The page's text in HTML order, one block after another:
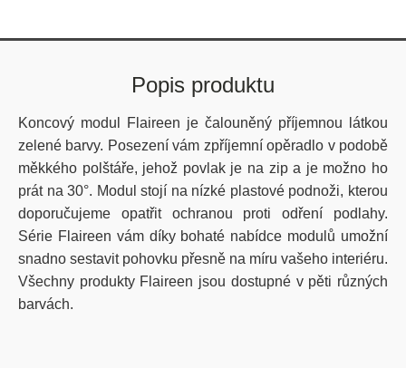
Popis produktu
Koncový modul Flaireen je čalouněný příjemnou látkou
zelené barvy. Posezení vám zpříjemní opěradlo v podobě
měkkého polštáře, jehož povlak je na zip a je možno ho
prát na 30°. Modul stojí na nízké plastové podnoži, kterou
doporučujeme opatřit ochranou proti odření podlahy.
Série Flaireen vám díky bohaté nabídce modulů umožní
snadno sestavit pohovku přesně na míru vašeho interiéru.
Všechny produkty Flaireen jsou dostupné v pěti různých
barvách.